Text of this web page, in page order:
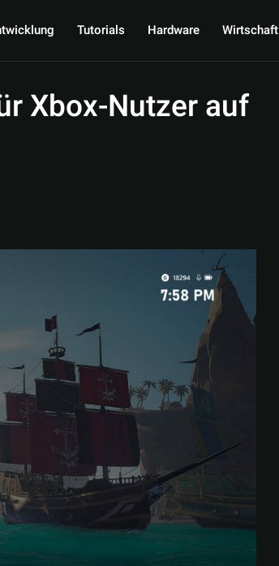
Tutorials Hardware Wirtschaft
Xbox-Nutzer auf